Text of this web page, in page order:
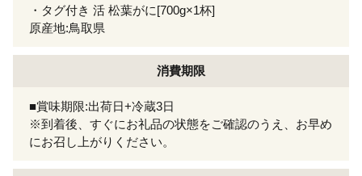
・タグ付き 活 松葉がに[700g×1杯]
原産地:鳥取県
消費期限
■賞味期限:出荷日+冷蔵3日
※到着後、すぐにお礼品の状態をご確認のうえ、お早め
にお召し上がりください。